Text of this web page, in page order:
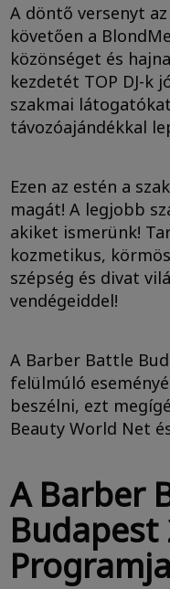
A döntő versenyt
követően a
közönséget és
kezdetét TOP DJ-k
szakmai
távozóajándékkal
Ezen az estén a
magát! A legjobb
akiket ismerünk!
kozmetikus,
szépség és divat
vendégeiddel!
A Barber Battle
felülmúló
beszélni, ezt
Beauty World Net
A Barber
Budapest